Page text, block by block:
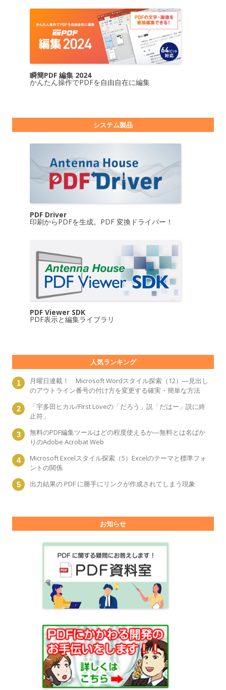
瞬簡PDF 編集 2024
かんたん操作でPDFを自由自在に編集
システム製品
PDF Driver
印刷からPDFを生成。PDF 変換ドライバー！
PDF Viewer SDK
PDF表示と編集ライブラリ
人気ランキング
月曜日連載！ Microsoft Wordスタイル探索（12）―見出し
のアウトライン番号の付け方を変更する確実・簡単な方法
「宇多田ヒカル/First Loveの「だろう」説「だはー」説に終
止符」
無料のPDF編集ツールはどの程度使えるか―無料とは名ばか
りのAdobe Acrobat Web
Microsoft Excelスタイル探索（5）Excelのテーマと標準フォ
ントの関係
出力結果の PDF に勝手にリンクが作成されてしまう現象
お知らせ